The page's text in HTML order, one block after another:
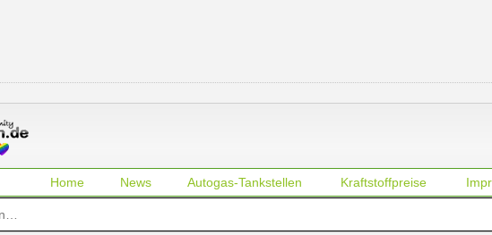
Home News Autogas-Tankstellen Kraftstoffpreise